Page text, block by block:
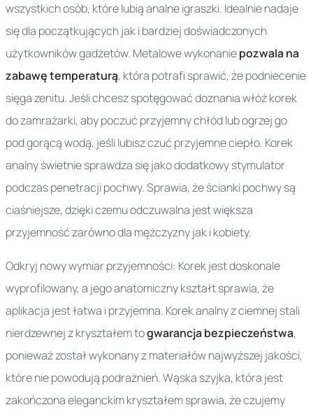
wszystkich osób, które lubią analne igraszki. Idealnie nadaje
się dla początkujących jak i bardziej doświadczonych
użytkowników gadżetów. Metalowe wykonaniepozwala na
zabawę temperaturą, która potrafi sprawić, że podniecenie
sięga zenitu. Jeśli chcesz spotęgować doznania włóż korek
do zamrażarki, aby poczuć przyjemny chłód lub ogrzej go
pod gorącą wodą, jeśli lubisz czuć przyjemne ciepło. Korek
analny świetnie sprawdza się jako dodatkowy stymulator
podczas penetracji pochwy. Sprawia, że ścianki pochwy są
ciaśniejsze, dzięki czemu odczuwalna jest większa
przyjemność zarówno dla mężczyzny jak i kobiety.
Odkryj nowy wymiar przyjemności: Korek jest doskonale
wyprofilowany, a jego anatomiczny kształt sprawia, że
aplikacja jest łatwa i przyjemna. Korek analny z ciemnej stali
nierdzewnej z kryształem togwarancja bezpieczeństwa,
ponieważ został wykonany z materiałów najwyższej jakości,
które nie powodują podrażnień. Wąska szyjka, która jest
zakończona eleganckim kryształem sprawia, że czujemy